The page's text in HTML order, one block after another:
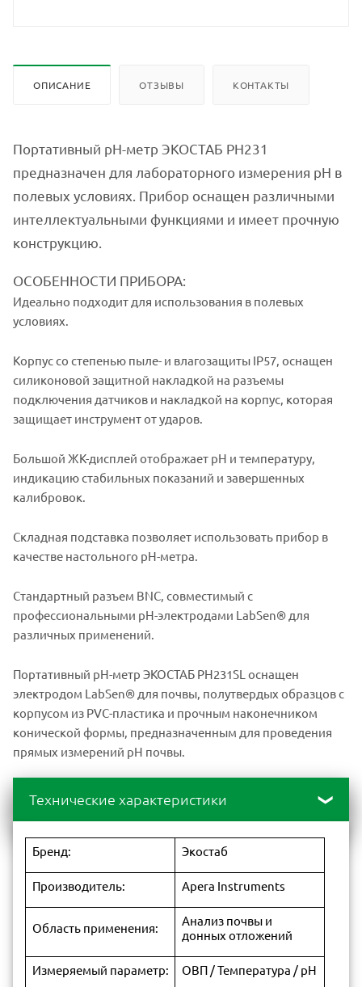
ОПИСАНИЕ ОТЗЫВЫ КОНТАКТЫ
Портативный pH-метр ЭКОСТАБ PH231
предназначен для лабораторного измерения pH в
полевых условиях. Прибор оснащен различными
интеллектуальными функциями и имеет прочную
конструкцию.
ОСОБЕННОСТИ ПРИБОРА:
Идеально подходит для использования в полевых
условиях.
Корпус со степенью пыле- и влагозащиты IP57, оснащен
силиконовой защитной накладкой на разъемы
подключения датчиков и накладкой на корпус, которая
защищает инструмент от ударов.
Большой ЖК-дисплей отображает pH и температуру,
индикацию стабильных показаний и завершенных
калибровок.
Складная подставка позволяет использовать прибор в
качестве настольного рН-метра.
Стандартный разъем BNC, совместимый с
профессиональными pH-электродами LabSen® для
различных применений.
Портативный pH-метр ЭКОСТАБ PH231SL оснащен
электродом LabSen® для почвы, полутвердых образцов с
корпусом из PVC-пластика и прочным наконечником
конической формы, предназначенным для проведения
прямых измерений pH почвы.
Технические характеристики
Бренд: Экостаб
Производитель: Apera Instruments
Область применения:
Анализ почвы и
донных отложений
Измеряемый параметр: ОВП / Температура / pH